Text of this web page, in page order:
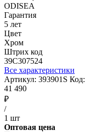
ODISEA
Гарантия
5 лет
Цвет
Хром
Штрих код
39C307524
Все характеристики
Артикул: 393901S Код:
41 490
₽
/
1 шт
Оптовая цена